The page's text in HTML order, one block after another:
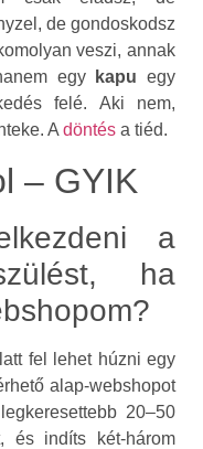
de gondoskodsz
veszi, annak
egy
kapu egy
felé. Aki nem,
A döntés a tiéd.
– GYIK
a
ha
fel lehet húzni egy
alap‑webshopot
20–50
és indíts két‑három